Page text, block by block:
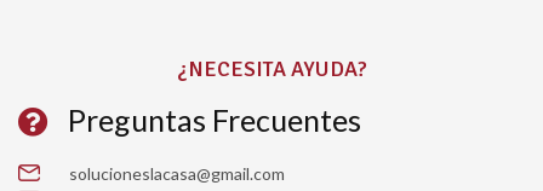
¿NECESITA AYUDA?
Preguntas Frecuentes
solucioneslacasa@gmail.com